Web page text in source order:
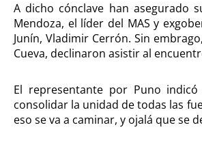
A dicho cónclave han asegurado
Mendoza, el líder del MAS y
Junín, Vladimir Cerrón. Sin
Cueva, declinaron asistir al
El representante por Puno
consolidar la unidad de todas las
eso se va a caminar, y ojalá que se